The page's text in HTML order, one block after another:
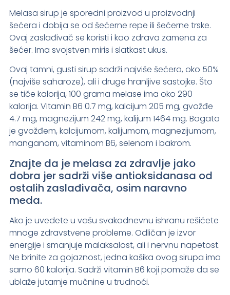
Melasa sirup je sporedni proizvod u proizvodnji
šećera i dobija se od šećerne repe ili šećerne trske.
Ovaj zaslađivač se koristi i kao zdrava zamena za
šećer. Ima svojstven miris i slatkast ukus.
Ovaj tamni, gusti sirup sadrži najviše šećera, oko 50%
(najviše saharoze), ali i druge hranljive sastojke. Što
se tiče kalorija, 100 grama melase ima oko 290
kalorija. Vitamin B6 0.7 mg, kalcijum 205 mg, gvožđe
4.7 mg, magnezijum 242 mg, kalijum 1464 mg. Bogata
je gvožđem, kalcijumom, kalijumom, magnezijumom,
manganom, vitaminom B6, selenom i bakrom.
Znajte da je melasa za zdravlje jako
dobra jer sadrži više antioksidanasa od
ostalih zaslađivača, osim naravno
meda.
Ako je uvedete u vašu svakodnevnu ishranu rešićete
mnoge zdravstvene probleme. Odličan je izvor
energije i smanjuje malaksalost, ali i nervnu napetost.
Ne brinite za gojaznost, jedna kašika ovog sirupa ima
samo 60 kalorija. Sadrži vitamin B6 koji pomaže da se
ublaže jutarnje mučnine u trudnoći.